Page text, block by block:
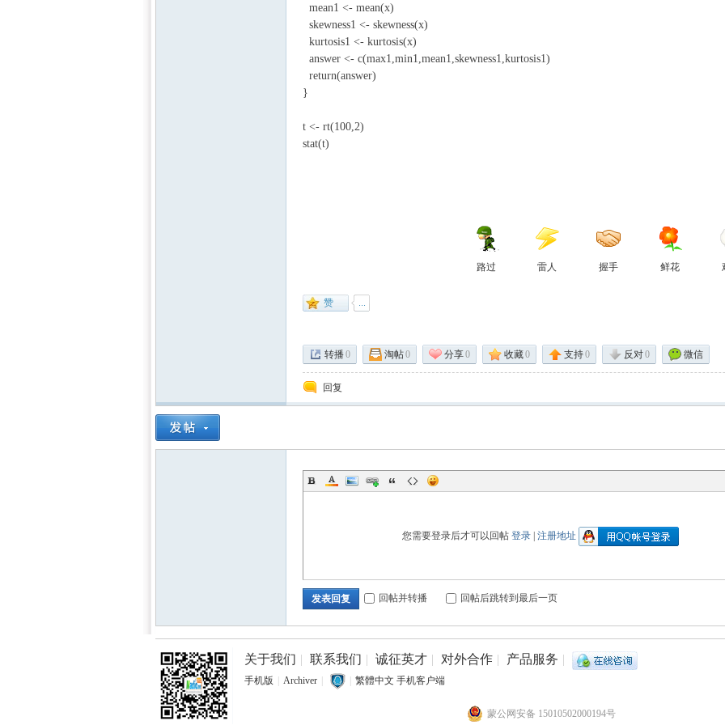
mean1 <- mean(x)
skewness1 <- skewness(x)
kurtosis1 <- kurtosis(x)
answer <- c(max1,min1,mean1,skewness1,kurtosis1)
return(answer)
}
t <- rt(100,2)
stat(t)
路过 雷人 握手 鲜花
转播0 淘帖0 分享0 收藏0 支持0 反对0 微信
回复
您需要登录后才可以回帖 登录| 注册地址
发表回复 回帖并转播 回帖后跳转到最后一页
关于我们 | 联系我们 | 诚征英才 | 对外合作 | 产品服务 |
手机版 Archiver 繁體中文 手机客户端
蒙公网安备 15010502000194号